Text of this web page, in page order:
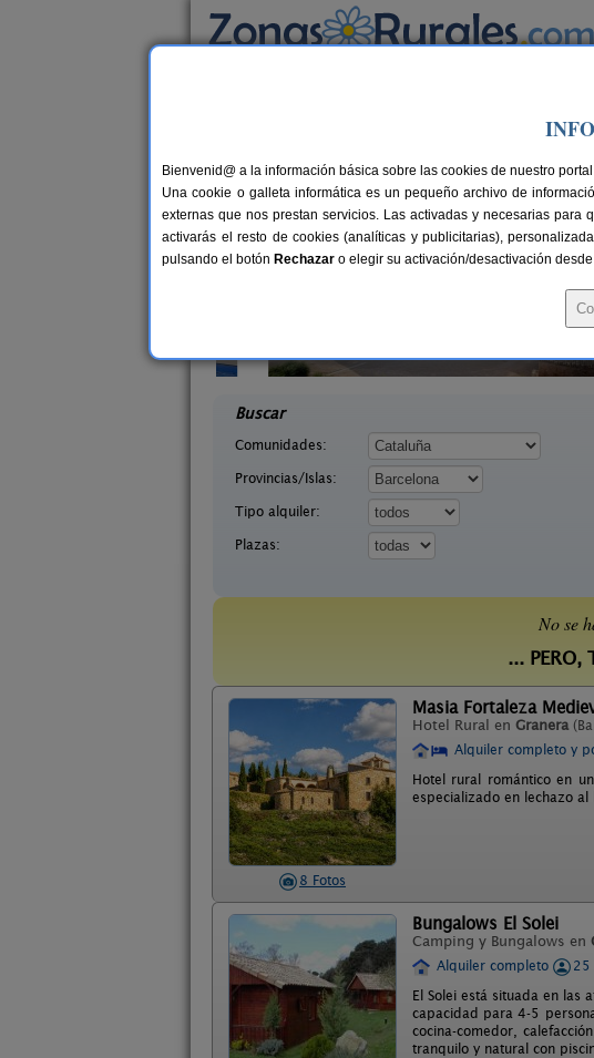
Casas Rurales cerca de Gallifa
33 €
Buscar
Comunidades:
Provincias/Islas:
Tipo alquiler:
Plazas:
No se
... PERO,
8 Fotos
Masia Fortaleza
Hotel Rural en Granera
Alquiler completo y
Hotel rural romántico en
especializado en lechazo
Bungalows El Solei
Camping y Bungalows en
Alquiler completo
25
El Solei está situada en las
capacidad para 4-5
cocina-comedor,
tranquilo y natural con
Bienvenid@ a la información básica sobre las cookies de nuestro
Una cookie o galleta informática es un pequeño archivo de
externas que nos prestan servicios. Las activadas y necesarias
activarás el resto de cookies (analíticas y publicitarias),
pulsando el botón Rechazar o elegir su activación/desactivación